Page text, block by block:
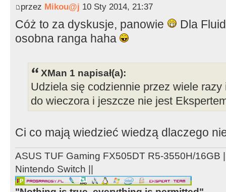
przez Mikou@j 10 Sty 2014, 21:37
Cóż to za dyskusje, panowie
Dla
osobna ranga haha
XMan 1 napisał(a):
Udziela się codziennie przez wiele
do wieczora i jeszcze nie jest
Ci co mają wiedzieć wiedzą dlaczego
ASUS TUF Gaming FX505DT R5-3550H/16GB
Nintendo Switch ||